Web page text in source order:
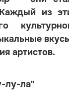
из
артистов.
лу-ла"